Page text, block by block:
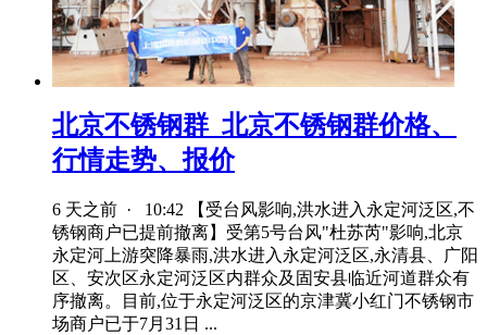
北京不锈钢群_北京不锈钢群价格、
行情走势、报价
6 天之前 · 10:42 【受台风影响,洪水进入永定河泛区,不
锈钢商户已提前撤离】受第5号台风"杜苏芮"影响,北京
永定河上游突降暴雨,洪水进入永定河泛区,永清县、广阳
区、安次区永定河泛区内群众及固安县临近河道群众有
序撤离。目前,位于永定河泛区的京津冀小红门不锈钢市
场商户已于7月31日 ...